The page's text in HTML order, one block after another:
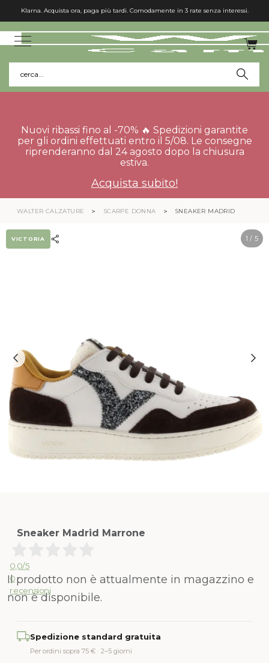
Klarna. Acquista ora, paga più tardi. Comodamente in 3 rate senza interessi.
cerca...
Nuovi ribassi fino al -70% 🔥 Spedizioni garantite
per gli ordini effettuati entro il 5/08. Le consegne
riprenderanno dal 24 agosto dopo la chiusura
estiva.
Acquista subito!
WALTER CALZATURE SCARPE DONNA SNEAKER MADRID
1 / 5
VICTORIA
Sneaker Madrid Marrone
0,0/5
0
recensioni
Il prodotto non è attualmente in magazzino e
non è disponibile.
Spedizione standard gratuita
Per ordini sopra 75 € · 2–5 giorni